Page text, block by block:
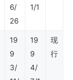
6/
26
1/1
19
9
3/
19
9
4/
现
行